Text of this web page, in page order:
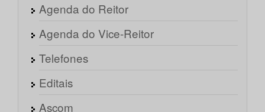
Agenda do Reitor
Agenda do Vice-Reitor
Telefones
Editais
Ascom